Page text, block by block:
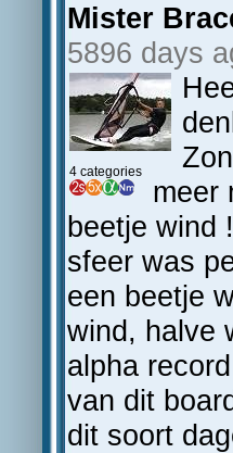
Mister
5896 days
4 categories
meer
beetje wind
sfeer was
een beetje
wind, halve
alpha
van dit
dit soort